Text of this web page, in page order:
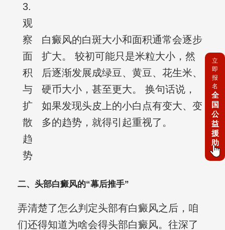
3.
观
察
面
积
与
扩
散
趋
势
白癜风的白斑大小和面积通常会逐步
扩大。 较初可能只是米粒大小，然
后逐渐发展成绿豆、黄豆、花生米、
硬币大小，甚至更大。 换句话说，
如果发现头皮上的小白点有变大、变
多的趋势，就得引起重视了。
二、头部白癜风的“幕后推手”
弄清楚了怎么判定头部有白癜风之后，咱
们还得知道为啥会得头部白癜风。往深了
立
即
报
名
全
国
公
益
援
助